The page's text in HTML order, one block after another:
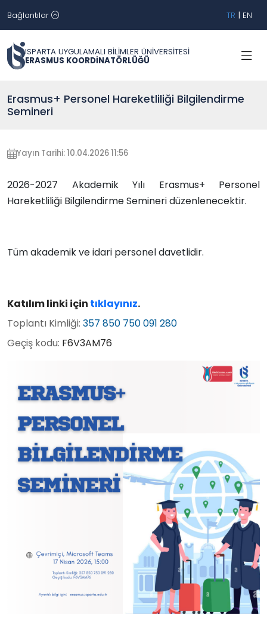
Bağlantılar TR | EN
ISPARTA UYGULAMALI BİLİMLER ÜNİVERSİTESİ
ERASMUS KOORDİNATÖRLÜĞÜ
Erasmus+ Personel Hareketliliği Bilgilendirme
Semineri
Yayın Tarihi: 10.04.2026 11:56
2026-2027 Akademik Yılı Erasmus+ Personel
Hareketliliği Bilgilendirme Semineri düzenlenecektir.
Tüm akademik ve idari personel davetlidir.
Katılım linki için tıklayınız.
Toplantı Kimliği: 357 850 750 091 280
Geçiş kodu: F6V3AM76